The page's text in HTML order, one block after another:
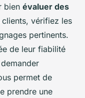
bien évaluer des
vérifiez les
pertinents.
de leur fiabilité
permet de
prendre une